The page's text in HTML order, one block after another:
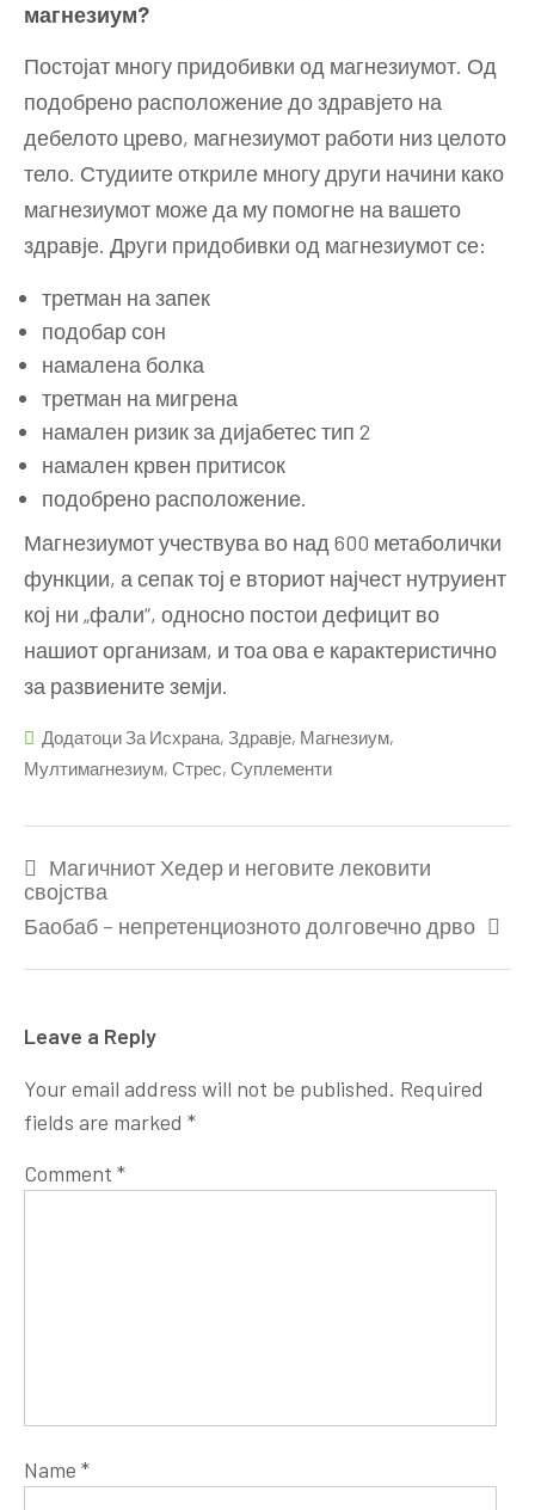
магнезиум?
Постојат многу придобивки од магнезиумот. Од
подобрено расположение до здравјето на
дебелото црево, магнезиумот работи низ целото
тело. Студиите откриле многу други начини како
магнезиумот може да му помогне на вашето
здравје. Други придобивки од магнезиумот се:
третман на запек
подобар сон
намалена болка
третман на мигрена
намален ризик за дијабетес тип 2
намален крвен притисок
подобрено расположение.
Магнезиумот учествува во над 600 метаболички
функции, а сепак тој е вториот најчест нутруиент
кој ни „фали“, односно постои дефицит во
нашиот организам, и тоа ова е карактеристично
за развиените земји.
Додатоци За Исхрана, Здравје, Магнезиум,
Мултимагнезиум, Стрес, Суплементи
navigation
Магичниот Хедер и неговите лековити
својства
Баобаб – непретенциозното долговечно дрво
Leave a Reply
Your email address will not be published. Required
fields are marked *
Comment *
Name *